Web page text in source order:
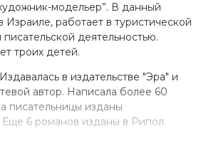
модельер”. В данный
работает в туристической
деятельностью.
троих детей.
в издательстве "Эра" и
автор. Написала более 60
писательницы изданы
Еще 6 романов изданы в Рипол